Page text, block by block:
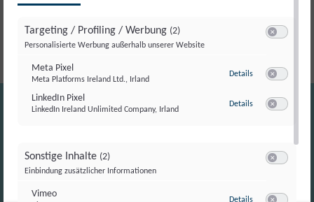
Targeting / Profiling / Werbung (2)
Personalisierte Werbung außerhalb unserer Website
Meta Pixel
Meta Platforms Ireland Ltd., Irland
Details zu Meta Pixel
Switch
LinkedIn Pixel
LinkedIn Ireland Unlimited Company, Irland
Details zu LinkedIn Pixel
Sonstige Inhalte (2)
Einbindung zusätzlicher Informationen
Vimeo
Details zu Vimeo